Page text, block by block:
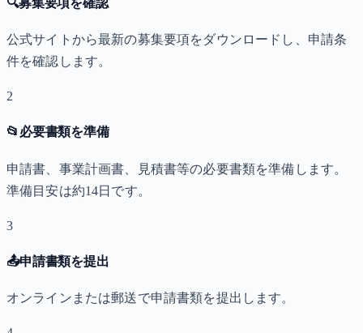
公式サイトから最新の募集要項をダウンロードし、申請条
件を確認します。
2
📂 必要書類を準備
申請書、事業計画書、見積書等の必要書類を準備します。
準備目安は約14日です。
3
📤申請書類を提出
オンラインまたは郵送で申請書類を提出します。